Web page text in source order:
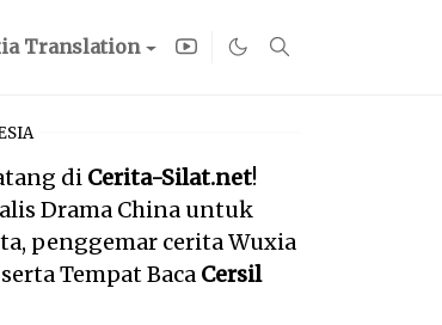
Translation
di Cerita-Silat.net!
Drama China untuk
penggemar cerita Wuxia
Tempat Baca Cersil